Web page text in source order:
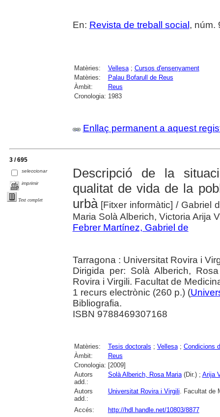
En: Revista de treball social , núm.
Matèries: Vellesa; Cursos d'ensenyament
Matèries:
Palau Bofarull de Reus
Àmbit:
Reus
Cronologia: 1983
Enllaç permanent a aquest
3 / 695
seleccionar
imprimir
Text complet
Descripció de la
qualitat de vida de la
urbà[Fitxer informàtic] / Gabriel
Maria Solà Alberich, Victoria Arija
Febrer Martínez, Gabriel de
Tarragona : Universitat Rovira i
Dirigida per: Solà Alberich,
Rovira i Virgili. Facultat de
1 recurs electrònic (260 p.) (
Bibliografia.
ISBN 9788469307168
Matèries: Tesis doctorals ; Vellesa; Condicions
Àmbit:
Reus
Cronologia: [2009]
Autors
add.:
Solà Alberich, Rosa Maria(Dir.) ; Arija
Autors
add.:
Universitat Rovira i Virgili. Facultat de
Accés: http://hdl.handle.net/10803/8877